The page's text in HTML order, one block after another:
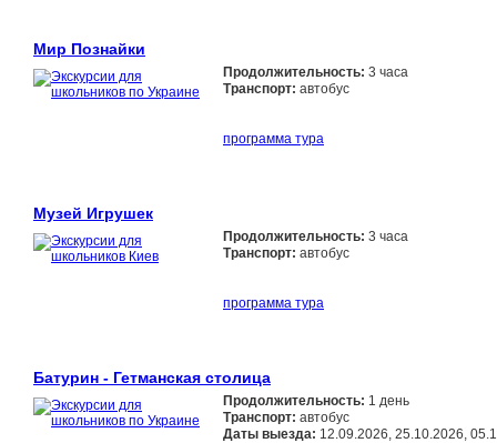
Мир Познайки
Продолжительность: 3 часа
Транспорт: автобус
программа тура
Музей Игрушек
Продолжительность: 3 часа
Транспорт: автобус
программа тура
Батурин - Гетманская столица
Продолжительность: 1 день
Транспорт: автобус
Даты выезда: 12.09.2026, 25.10.2026,